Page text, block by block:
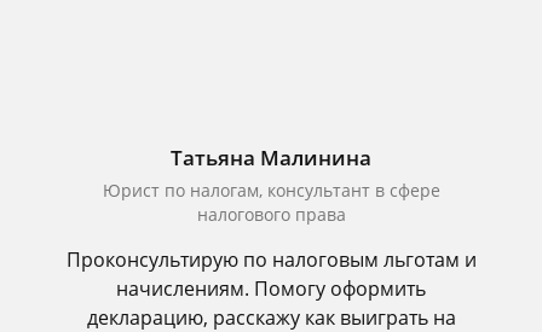
Татьяна Малинина
Юрист по налогам, консультант в сфере
налогового права
Проконсультирую по налоговым льготам и
начислениям. Помогу оформить
декларацию, расскажу как выиграть на